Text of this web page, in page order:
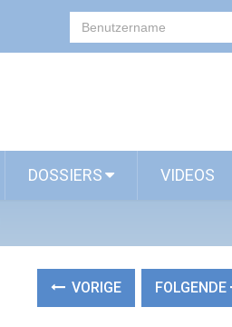
DOSSIERS VIDEOS
VORIGE FOLGENDE